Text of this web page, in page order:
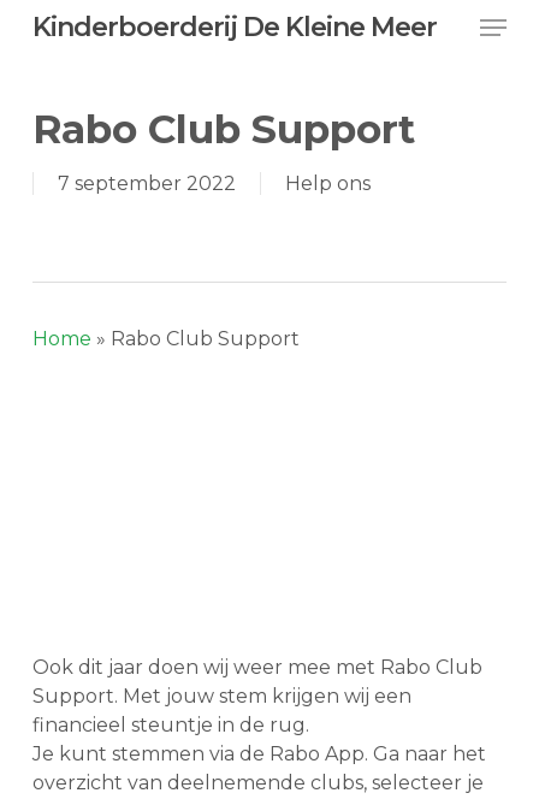
SkipKinderboerderij De Kleine Meer
Rabo Club Support
7 september 2022 Help ons
Home » Rabo Club Support
Ook dit jaar doen wij weer mee met Rabo Club
Support. Met jouw stem krijgen wij een
financieel steuntje in de rug.
Je kunt stemmen via de Rabo App. Ga naar het
overzicht van deelnemende clubs, selecteer je